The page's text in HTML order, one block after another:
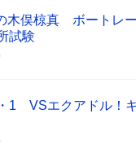
木俣椋真 ボートレ
試験
・1 VSエクアドル！